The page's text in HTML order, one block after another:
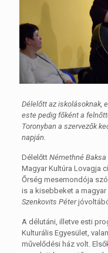
Délelőtt az iskolásoknak,
este pedig főként a
Toronyban a szervezők
napján.
Délelőtt Némethné Baksa
Magyar Kultúra Lovagja
Őrség mesemondója
is a kisebbeket a
Szenkovits Péter
A délutáni, illetve esti
Kulturális Egyesület,
művelődési ház volt.